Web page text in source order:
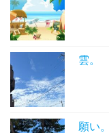
雲。
願い。